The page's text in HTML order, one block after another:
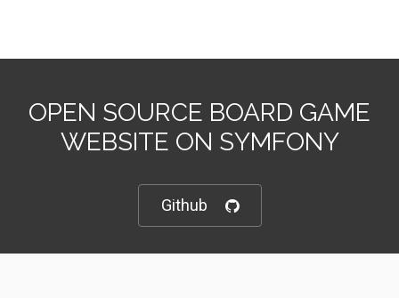
OPEN SOURCE BOARD GAME
WEBSITE ON SYMFONY
Github